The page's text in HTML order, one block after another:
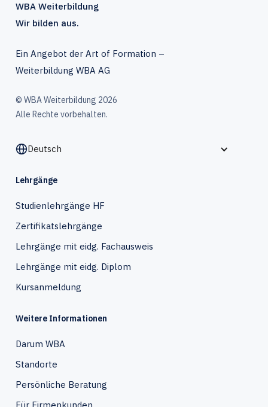
WBA Weiterbildung
Wir bilden aus.
Ein Angebot der Art of Formation –
Weiterbildung WBA AG
© WBA Weiterbildung 2026
Alle Rechte vorbehalten.
Deutsch
Lehrgänge
Studienlehrgänge HF
Zertifikatslehrgänge
Lehrgänge mit eidg. Fachausweis
Lehrgänge mit eidg. Diplom
Kursanmeldung
Weitere Informationen
Darum WBA
Standorte
Persönliche Beratung